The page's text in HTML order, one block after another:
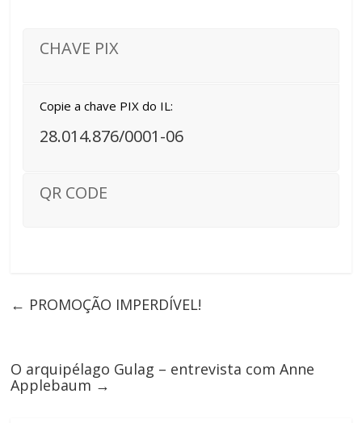
CHAVE PIX
Copie a chave PIX do IL:
28.014.876/0001-06
QR CODE
← PROMOÇÃO IMPERDÍVEL!
O arquipélago Gulag – entrevista com Anne
Applebaum →